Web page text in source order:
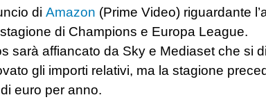
di Amazon (Prime Video) riguardante
di Champions e Europa League.
sarà affiancato da Sky e Mediaset che si
gli importi relativi, ma la stagione
euro per anno.